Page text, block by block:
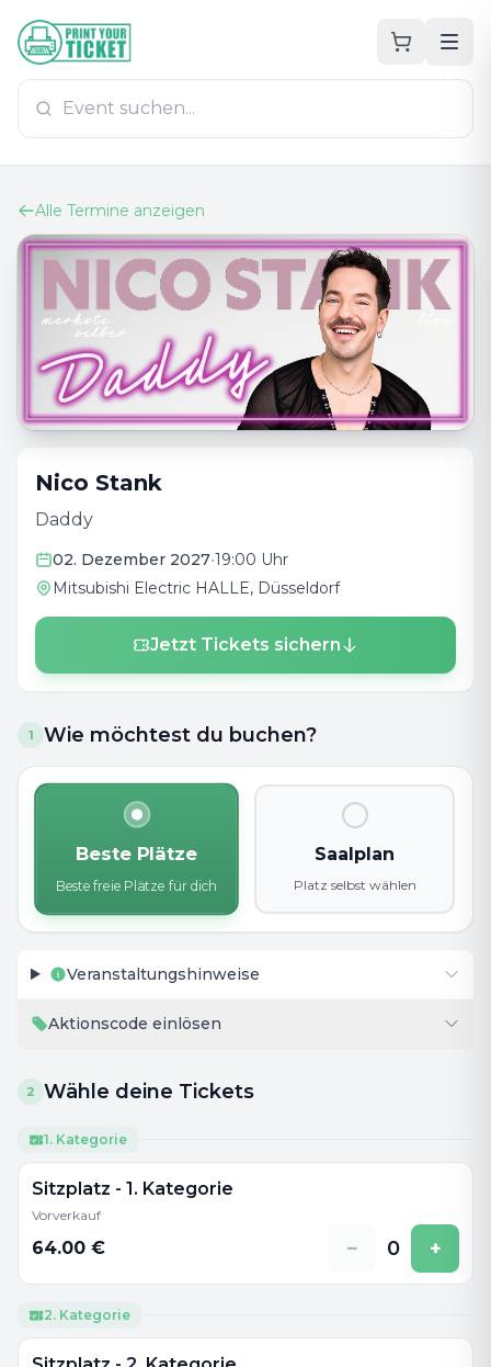
Zum Hauptinhalt
PrintYourTicket
Alle Termine anzeigen
Nico Stank
Daddy
02. Dezember 2027•19:00 Uhr
Mitsubishi Electric HALLE, Düsseldorf
Jetzt Tickets sichern
1 Wie möchtest du buchen?
Beste Plätze
Beste freie Plätze für dich
Saalplan
Platz selbst wählen
Veranstaltungshinweise
Aktionscode einlösen
2 Wähle deine Tickets
1. Kategorie
Sitzplatz - 1. Kategorie
Vorverkauf
64.00 € − 0 +
2. Kategorie